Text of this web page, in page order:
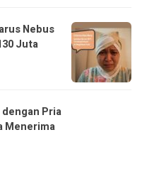
Nebus
Juta
Pria
Menerima